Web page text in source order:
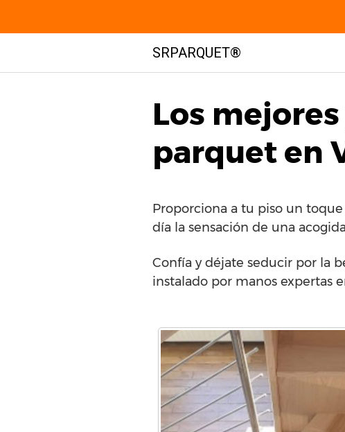
contenido
SRPARQUET®
Los
parquet en
Proporciona a tu piso un
día la sensación de una
Confía y déjate seducir por la
instalado por manos expertas